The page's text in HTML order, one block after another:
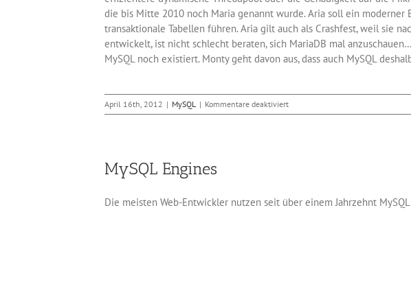
die bis Mitte 2010 noch Maria genannt wurde. Aria soll ein moderner
transaktionale Tabellen führen. Aria gilt auch als Crashfest, weil sie
entwickelt, ist nicht schlecht beraten, sich MariaDB mal
MySQL noch existiert. Monty geht davon aus, dass auch MySQL
April 16th, 2012 | MySQL | Kommentare deaktiviertfür
MariaDB
MySQL Engines
Die meisten Web-Entwickler nutzen seit über einem Jahrzehnt